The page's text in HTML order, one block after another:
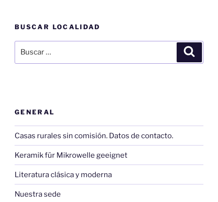
BUSCAR LOCALIDAD
por:
GENERAL
Casas rurales sin comisión. Datos de contacto.
Keramik für Mikrowelle geeignet
Literatura clásica y moderna
Nuestra sede